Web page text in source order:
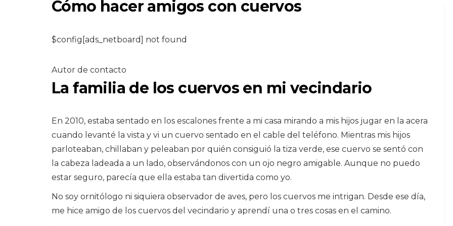
Cómo hacer amigos con cuervos
$config[ads_netboard] not found
Autor de contacto
La familia de los cuervos en mi vecindario
En 2010, estaba sentado en los escalones frente a mi casa mirando a mis hijos jugar en la acera
cuando levanté la vista y vi un cuervo sentado en el cable del teléfono. Mientras mis hijos
parloteaban, chillaban y peleaban por quién consiguió la tiza verde, ese cuervo se sentó con
la cabeza ladeada a un lado, observándonos con un ojo negro amigable. Aunque no puedo
estar seguro, parecía que ella estaba tan divertida como yo.
No soy ornitólogo ni siquiera observador de aves, pero los cuervos me intrigan. Desde ese día,
me hice amigo de los cuervos del vecindario y aprendí una o tres cosas en el camino.
PERROS
perro para usar una
rampa
7,2026
PERROS
tiene un hueso roto y
qué debo hacer?
7,2026